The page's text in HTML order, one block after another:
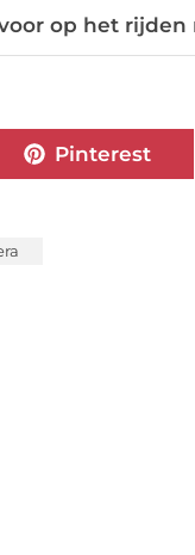
op het rijden
Pinterest